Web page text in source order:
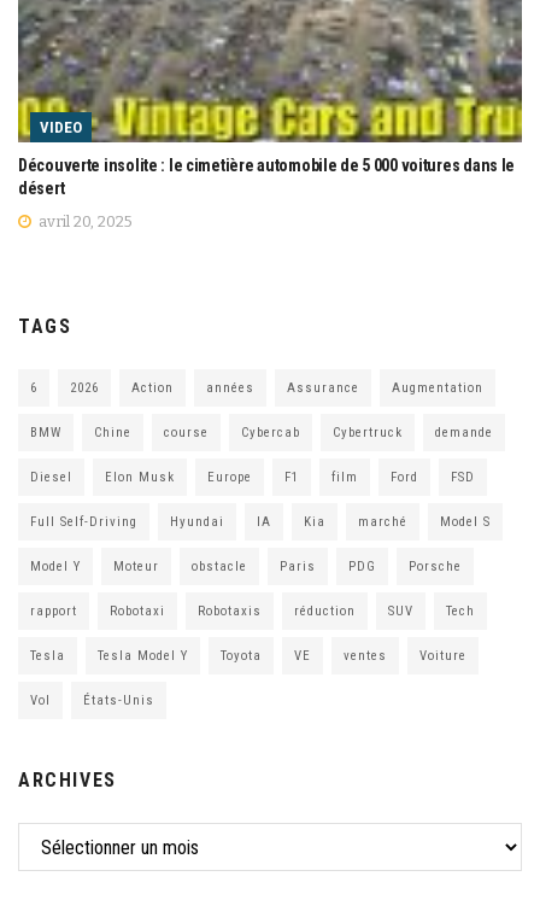
VIDEO
Découverte insolite : le cimetière automobile de 5 000 voitures dans le
désert
avril 20, 2025
TAGS
6 2026 Action années Assurance Augmentation
BMW Chine course Cybercab Cybertruck demande
Diesel Elon Musk Europe F1 film Ford FSD
Full Self-Driving Hyundai IA Kia marché Model S
Model Y Moteur obstacle Paris PDG Porsche
rapport Robotaxi Robotaxis réduction SUV Tech
Tesla Tesla Model Y Toyota VE ventes Voiture
Vol États-Unis
ARCHIVES